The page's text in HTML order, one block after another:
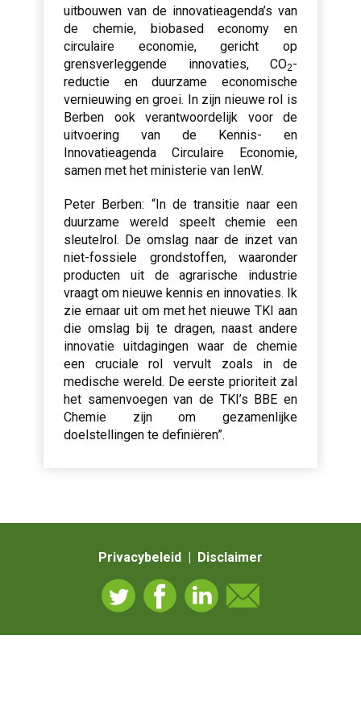
uitbouwen van de innovatieagenda’s van
de chemie, biobased economy en
circulaire economie, gericht op
grensverleggende innovaties, CO2-
reductie en duurzame economische
vernieuwing en groei. In zijn nieuwe rol is
Berben ook verantwoordelijk voor de
uitvoering van de Kennis- en
Innovatieagenda Circulaire Economie,
samen met het ministerie van IenW.
Peter Berben: “In de transitie naar een
duurzame wereld speelt chemie een
sleutelrol. De omslag naar de inzet van
niet-fossiele grondstoffen, waaronder
producten uit de agrarische industrie
vraagt om nieuwe kennis en innovaties. Ik
zie ernaar uit om met het nieuwe TKI aan
die omslag bij te dragen, naast andere
innovatie uitdagingen waar de chemie
een cruciale rol vervult zoals in de
medische wereld. De eerste prioriteit zal
het samenvoegen van de TKI’s BBE en
Chemie zijn om gezamenlijke
doelstellingen te definiëren”.
Privacybeleid | Disclaimer